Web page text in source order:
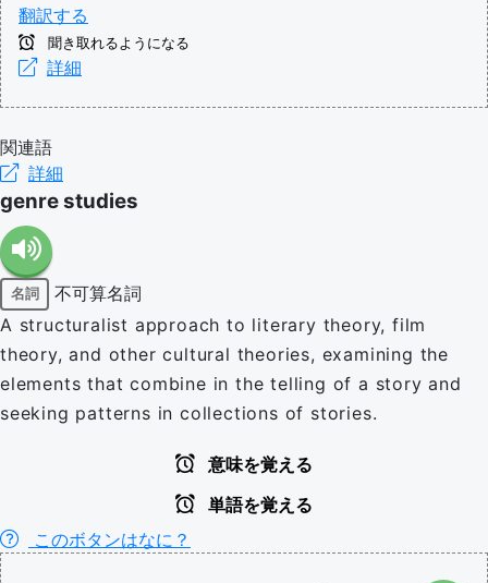
翻訳する
聞き取れるようになる
詳細
関連語
詳細
genre studies
名詞
不可算名詞
A structuralist approach to literary theory, film
theory, and other cultural theories, examining the
elements that combine in the telling of a story and
seeking patterns in collections of stories.
意味を覚える
単語を覚える
このボタンはなに？